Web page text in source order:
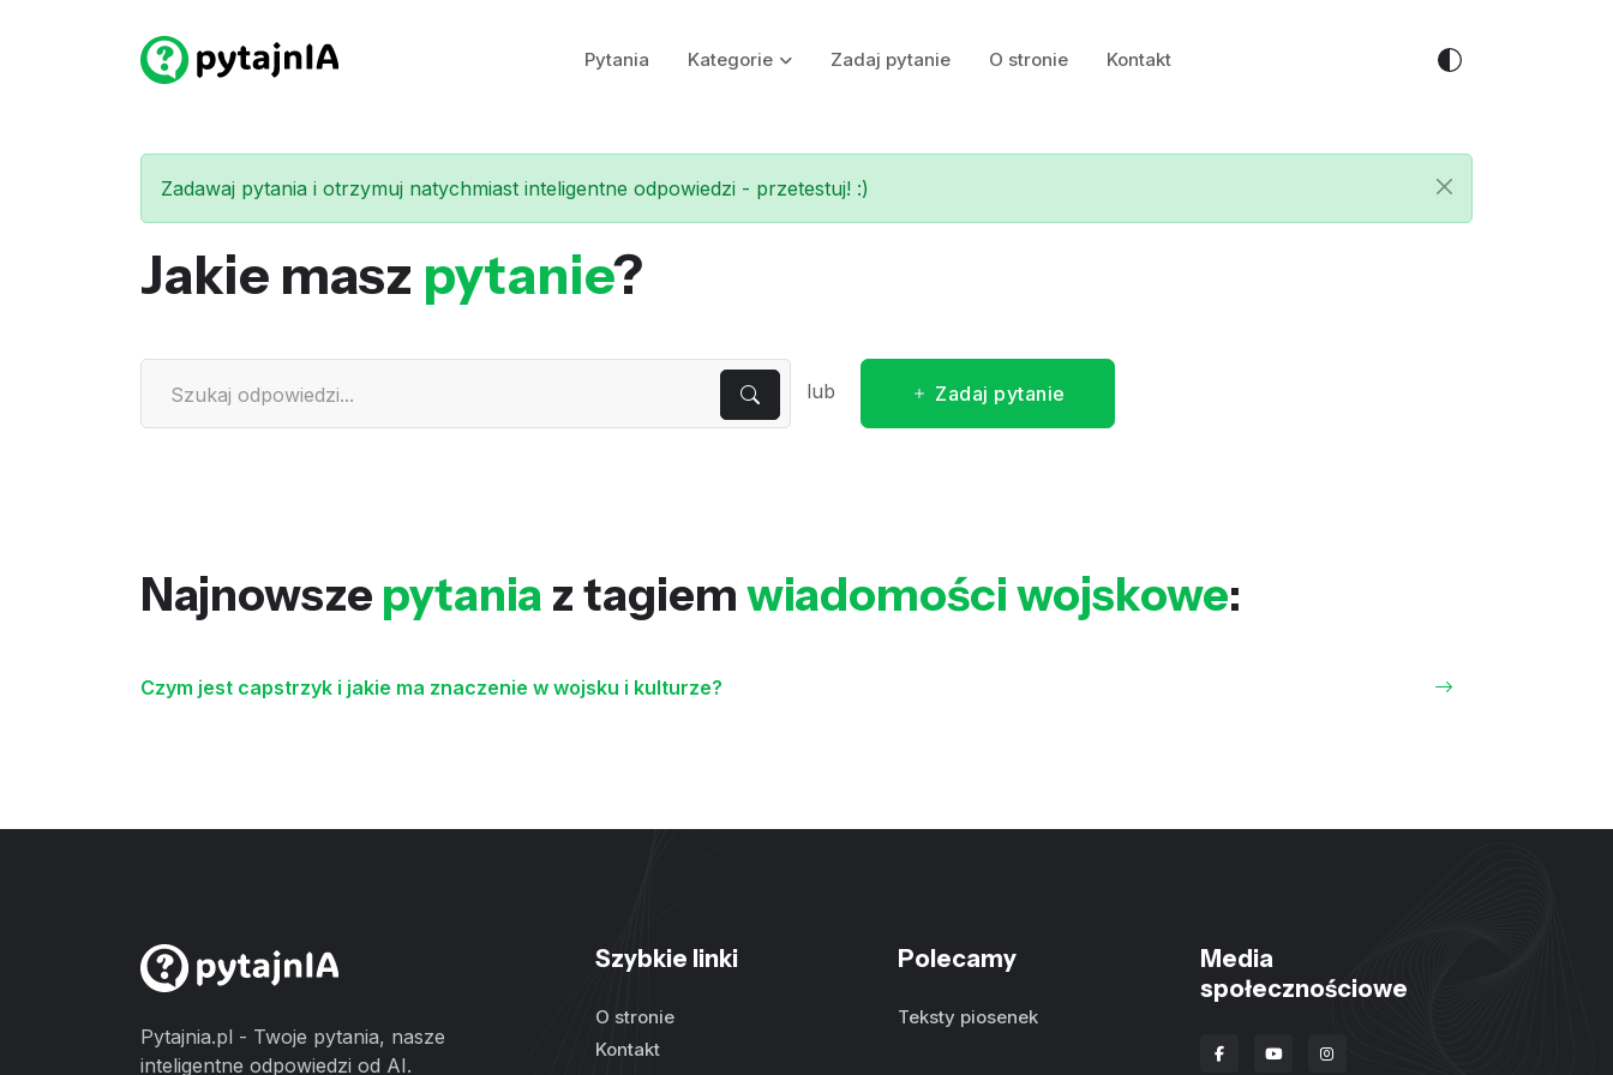
Pytania Kategorie Zadaj pytanie O stronie Kontakt
Zadawaj pytania i otrzymuj natychmiast inteligentne odpowiedzi - przetestuj! :)
Jakie masz pytanie?
lub Zadaj pytanie
Najnowsze pytania z tagiemwiadomości wojskowe:
Czym jest capstrzyk i jakie ma znaczenie w wojsku i kulturze?
Pytajnia.pl - Twoje pytania, nasze
inteligentne odpowiedzi od AI.
Szybkie linki
O stronie
Kontakt
Polecamy
Teksty piosenek
Media
społecznościowe